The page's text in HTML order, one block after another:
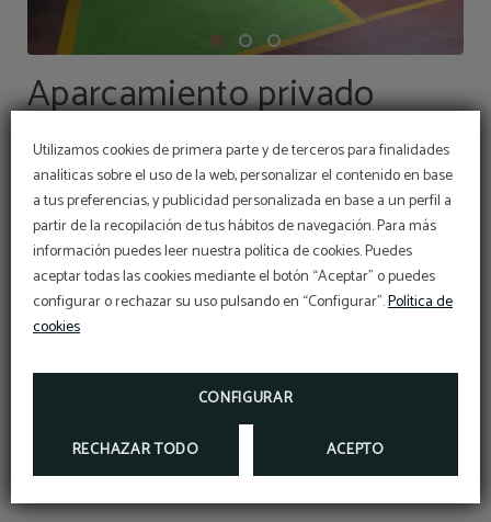
Utilizamos cookies de primera parte y de terceros para finalidades
analíticas sobre el uso de la web, personalizar el contenido en base
a tus preferencias, y publicidad personalizada en base a un perfil a
partir de la recopilación de tus hábitos de navegación. Para más
información puedes leer nuestra política de cookies. Puedes
aceptar todas las cookies mediante el botón “Aceptar” o puedes
configurar o rechazar su uso pulsando en “Configurar”.Política de
cookies
CONFIGURAR
RECHAZAR TODO ACEPTO
Aparcamiento privado
El Hotel Panorama, situado en la zona comercial de
Andorra y muy cerca del centro de Andorra la Vella,
ofreceaparcamiento privadopara huéspedes con
servicio de aparcacoches gratuito. Las plazas son
limitadas y no es posible reservar con antelación.En el
aparcamiento hay, además, tres plazas con cargador
de coches eléctricos
Consulta toda la información en nuestras
frecuentes.
Cookies
Utilizamos cookies de primera parte y de
de la web, personalizar el contenido en base a
tus preferencias, y publicidad personalizada en
PROMOCIONES.